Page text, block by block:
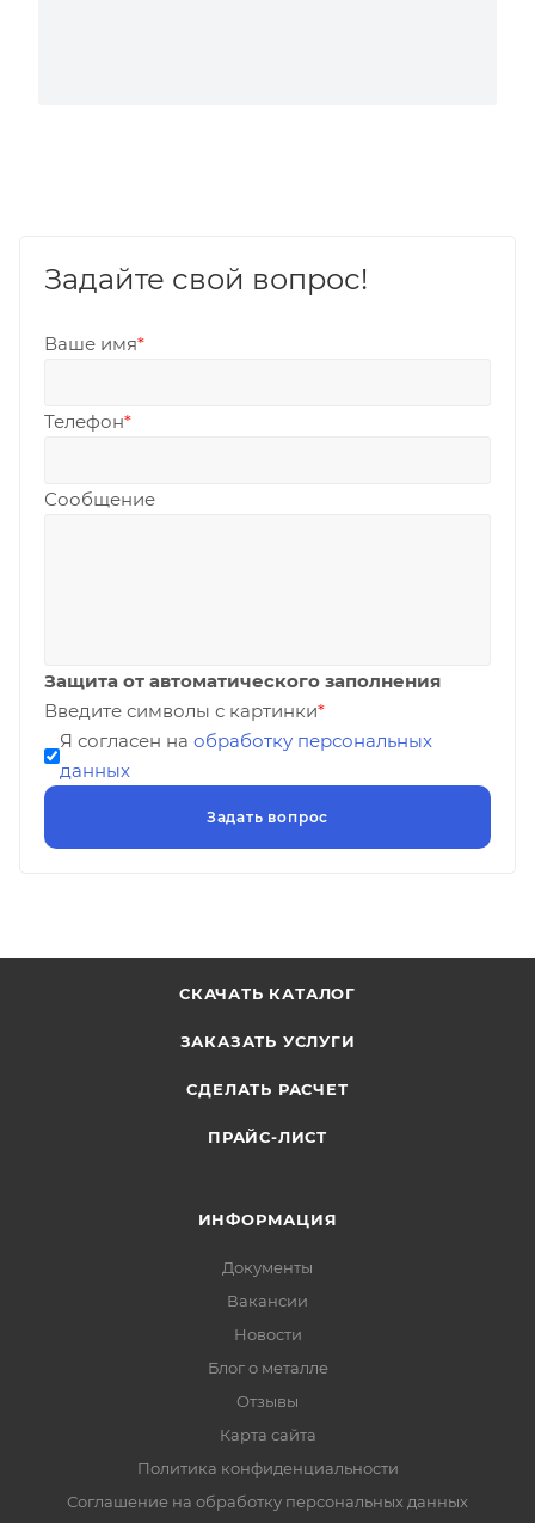
Задайте свой вопрос!
Ваше имя*
Телефон*
Сообщение
Защита от автоматического заполнения
Введите символы с картинки*
Я согласен на обработку персональных
данных
СКАЧАТЬ КАТАЛОГ
ЗАКАЗАТЬ УСЛУГИ
СДЕЛАТЬ РАСЧЕТ
ПРАЙС-ЛИСТ
ИНФОРМАЦИЯ
Документы
Вакансии
Новости
Блог о металле
Отзывы
Карта сайта
Политика конфиденциальности
Соглашение на обработку персональных данных